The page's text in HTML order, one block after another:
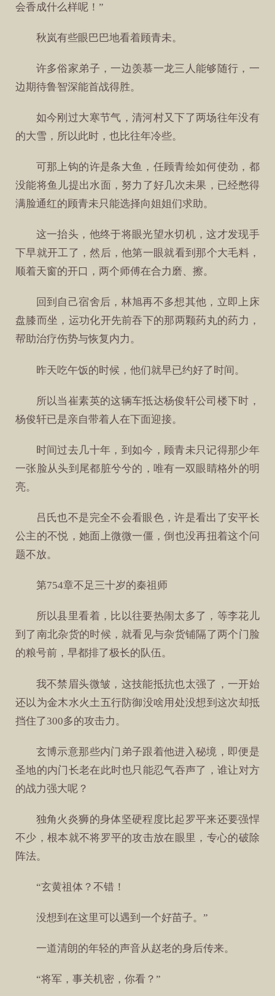
会香成什么样呢！”
秋岚有些眼巴巴地看着顾青未。
许多俗家弟子，一边羡慕一龙三人能够随行，一
边期待鲁智深能首战得胜。
如今刚过大寒节气，清河村又下了两场往年没有
的大雪，所以此时，也比往年冷些。
可那上钩的许是条大鱼，任顾青绘如何使劲，都
没能将鱼儿提出水面，努力了好几次未果，已经憋得
满脸通红的顾青未只能选择向姐姐们求助。
这一抬头，他终于将眼光望水切机，这才发现手
下早就开工了，然后，他第一眼就看到那个大毛料，
顺着天窗的开口，两个师傅在合力磨、擦。
回到自己宿舍后，林旭再不多想其他，立即上床
盘膝而坐，运功化开先前吞下的那两颗药丸的药力，
帮助治疗伤势与恢复内力。
昨天吃午饭的时候，他们就早已约好了时间。
所以当崔素英的这辆车抵达杨俊轩公司楼下时，
杨俊轩已是亲自带着人在下面迎接。
时间过去几十年，到如今，顾青未只记得那少年
一张脸从头到尾都脏兮兮的，唯有一双眼睛格外的明
亮。
吕氏也不是完全不会看眼色，许是看出了安平长
公主的不悦，她面上微微一僵，倒也没再扭着这个问
题不放。
第754章不足三十岁的秦祖师
所以县里看着，比以往要热闹太多了，等李花儿
到了南北杂货的时候，就看见与杂货铺隔了两个门脸
的粮号前，早都排了极长的队伍。
我不禁眉头微皱，这技能抵抗也太强了，一开始
还以为金木水火土五行防御没啥用处没想到这次却抵
挡住了300多的攻击力。
玄博示意那些内门弟子跟着他进入秘境，即便是
圣地的内门长老在此时也只能忍气吞声了，谁让对方
的战力强大呢？
独角火炎狮的身体坚硬程度比起罗平来还要强悍
不少，根本就不将罗平的攻击放在眼里，专心的破除
阵法。
“玄黄祖体？不错！
没想到在这里可以遇到一个好苗子。”
一道清朗的年轻的声音从赵老的身后传来。
“将军，事关机密，你看？”